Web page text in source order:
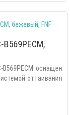
оснащен
оттаивания